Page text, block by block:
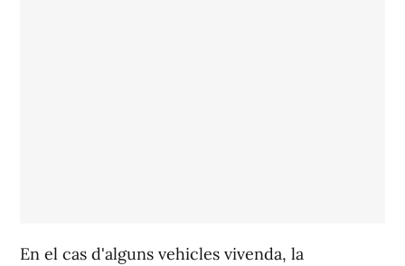
En el cas d'alguns vehicles vivenda, la